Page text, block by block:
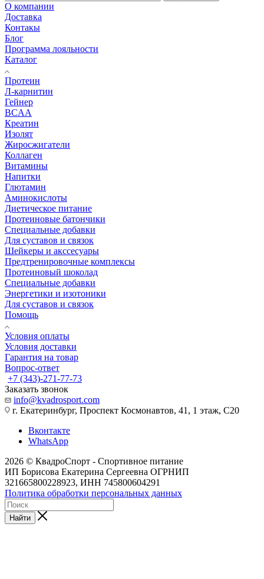
О компании
Доставка
Контакы
Блог
Программа лояльности
Каталог
Протеин
Л-карнитин
Гейнер
BCAA
Креатин
Изолят
Жиросжигатели
Коллаген
Витамины
Напитки
Глютамин
Аминокислоты
Диетическое питание
Протеиновые батончики
Специальные добавки
Для суставов и связок
Шейкеры и акссесуары
Предтренировочные комплексы
Протеиновый шоколад
Специальные добавки
Энергетики и изотоники
Для суставов и связок
Помощь
Условия оплаты
Условия доставки
Гарантия на товар
Вопрос-ответ
+7 (343)-271-77-73
Заказать звонок
info@kvadrosport.com
г. Екатеринбург, Проспект Космонавтов, 41, 1 этаж, С20
Вконтакте
WhatsApp
2026 © КвадроСпорт - Спортивное питание
ИП Борисова Екатерина Сергеевна ОГРНИП
321665800228923, ИНН 745800604291
Политика обработки персональных данных
Найти